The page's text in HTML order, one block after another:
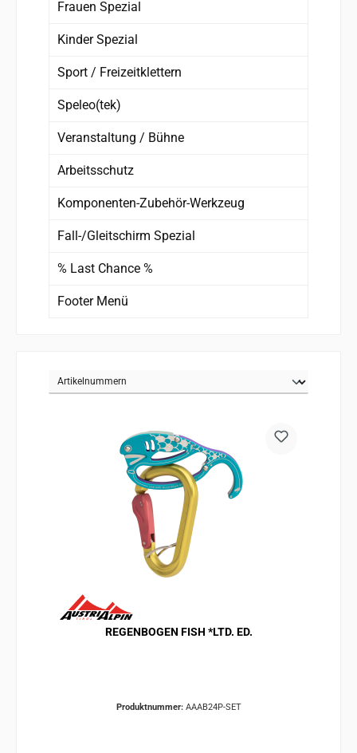
Frauen Spezial
Kinder Spezial
Sport / Freizeitklettern
Speleo(tek)
Veranstaltung / Bühne
Arbeitsschutz
Komponenten-Zubehör-Werkzeug
Fall-/Gleitschirm Spezial
% Last Chance %
Footer Menü
REGENBOGEN FISH *LTD. ED.
Produktnummer: AAAB24P-SET